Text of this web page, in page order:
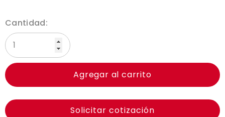
Cantidad:
Agregar al carrito
Solicitar cotización